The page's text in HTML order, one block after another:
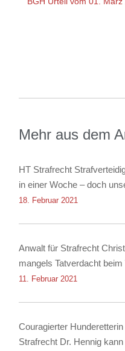
Mehr aus dem
HT Strafrecht
in einer Woche – doch
18. Februar 2021
Anwalt für Strafrecht
mangels Tatverdacht
Diebstahls sowie der
11. Februar 2021
Couragierter
Strafrecht Dr. Hennig